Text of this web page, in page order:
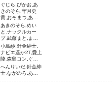
ぐじら,ぴかお,あ
きのそら,守月史
貴,おそまつ,あ…
あきのそら,めい
と,ナックルカー
ブ,武藤まと,ま…
小島紗,針金紳士,
ナビエ遥か2T,愛上
陸,森島コン,ぐ…
へんりいだ,針金紳
士,ながのろ,あ…